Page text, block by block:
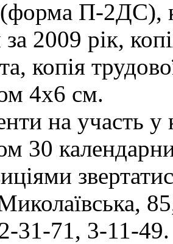
(форма П-2ДС),
2009 рік,
копія
4х6 см.
на участь у
30
31-71, 3-11-49.